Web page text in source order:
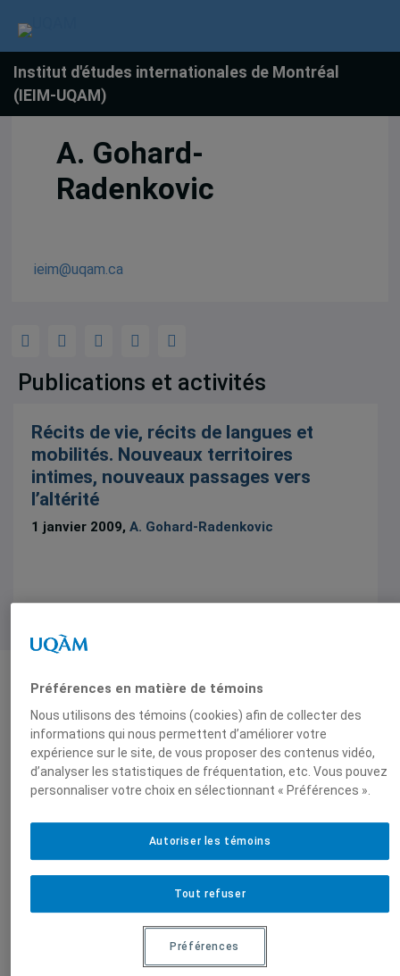
Institut d'études internationales de Montréal
(IEIM-UQAM)
A. Gohard-
Radenkovic
ieim@uqam.ca
Publications et activités
Récits de vie, récits de langues et
mobilités. Nouveaux territoires
intimes, nouveaux passages vers
l’altérité
1 janvier 2009,A. Gohard-Radenkovic
1 résultat
Partenaires
Institut d’études
internationales de Montréal
(IEIM)
Préférences en matière de témoins
Nous utilisons des témoins (cookies) afin de collecter des
informations qui nous permettent d’améliorer votre
expérience sur le site, de vous proposer des contenus vidéo,
d’analyser les statistiques de fréquentation, etc. Vous pouvez
personnaliser votre choix en sélectionnant « Préférences ».
Tout refuser
Autoriser les témoins
Préférences